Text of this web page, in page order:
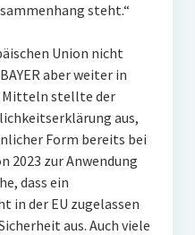
steht.“
Union nicht
aber weiter in
Mitteln stellte der
aus,
Form bereits bei
2023 zur Anwendung
dass ein
der EU zugelassen
aus. Auch viele